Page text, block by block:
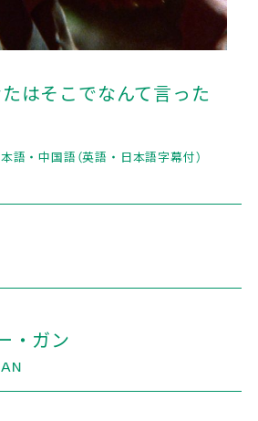
はそこでなんて言った
語・中国語（英語・日本語字幕付）
・ガン